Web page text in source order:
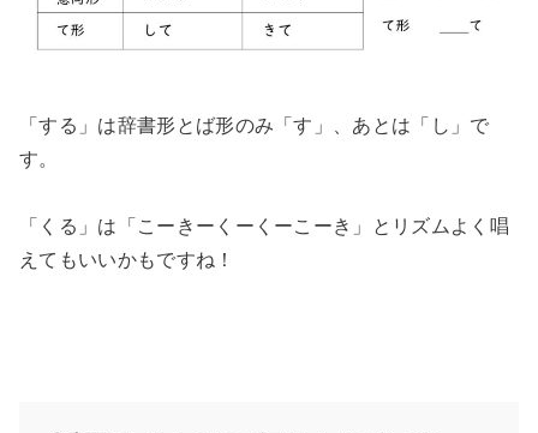
「する」は辞書形とば形のみ「す」、あとは「し」で
す。
「くる」は「こーきーくーくーこーき」とリズムよく唱
えてもいいかもですね！